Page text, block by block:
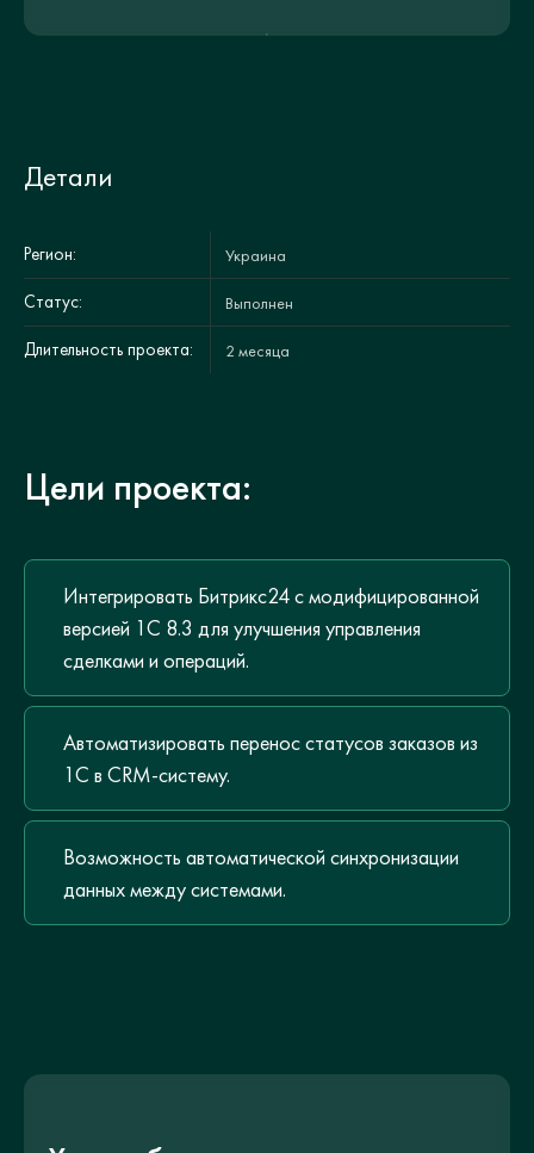
Детали
Регион: Украина
Статус: Выполнен
Длительность проекта: 2 месяца
Цели проекта:
Интегрировать Битрикс24 с модифицированной
версией 1С 8.3 для улучшения управления
сделками и операций.
Автоматизировать перенос статусов заказов из
1С в CRM-систему.
Возможность автоматической синхронизации
данных между системами.